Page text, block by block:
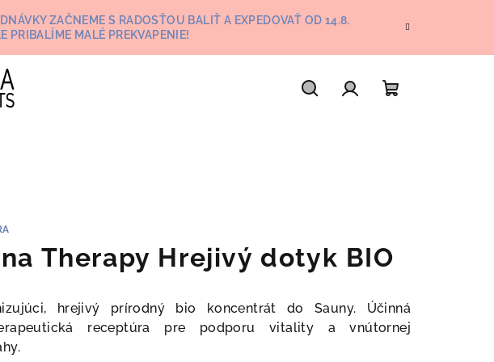
ZAČNEME S RADOSŤOU BALIŤ A EXPEDOVAŤ OD 14.8.
PRIBALÍME MALÉ PREKVAPENIE!
Therapy Hrejivý dotyk BIO
hrejivý prírodný bio koncentrát do Sauny. Účinná
receptúra pre podporu vitality a vnútornej